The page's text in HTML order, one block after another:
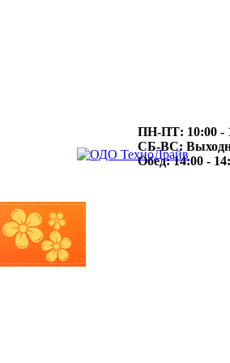
ПН-ПТ: 10:00 -
СБ-ВС:
Обед: 14:00 -